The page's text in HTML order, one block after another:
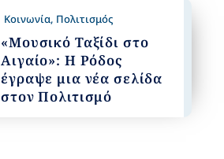
Κοινωνία, Πολιτισμός
«Μουσικό Ταξίδι στο
Αιγαίο»: Η Ρόδος
έγραψε μια νέα σελίδα
στον Πολιτισμό